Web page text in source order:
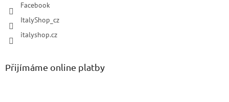
Facebook
ItalyShop_cz
italyshop.cz
Přijímáme online platby